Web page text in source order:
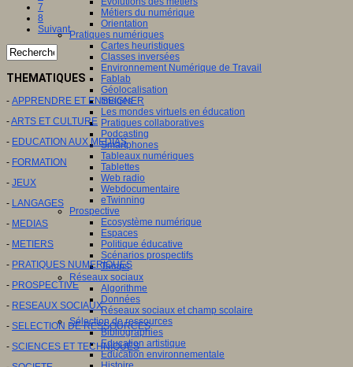
Métiers du numérique
Orientation
Pratiques numériques
Cartes heuristiques
Classes inversées
Environnement Numérique de Travail
Fablab
Géolocalisation
Images
Les mondes virtuels en éducation
Pratiques collaboratives
Podcasting
Smartphones
Tableaux numériques
Tablettes
Web radio
Webdocumentaire
eTwinning
Prospective
Ecosystème numérique
Espaces
Politique éducative
Scénarios prospectifs
Temps
Réseaux sociaux
Algorithme
Données
Réseaux sociaux et champ scolaire
Sélection de ressources
Bibliographies
Education artistique
Education environnementale
7
8
Suivant
THEMATIQUES
- APPRENDRE ET ENSEIGNER
-ARTS ET CULTURE
- EDUCATION AUX MEDIAS
- FORMATION
- JEUX
- LANGAGES
- MEDIAS
- METIERS
- PRATIQUES NUMERIQUES
- PROSPECTIVE
- RESEAUX SOCIAUX
- SELECTION DE RESSOURCES
- SCIENCES ET TECHNIQUES